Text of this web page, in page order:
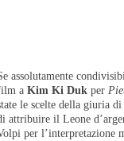
assolutamente
a Kim Ki Duk per
le scelte della giuria
attribuire il Leone
per l’interpretazione